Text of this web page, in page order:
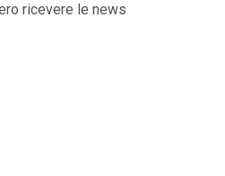
ricevere le news